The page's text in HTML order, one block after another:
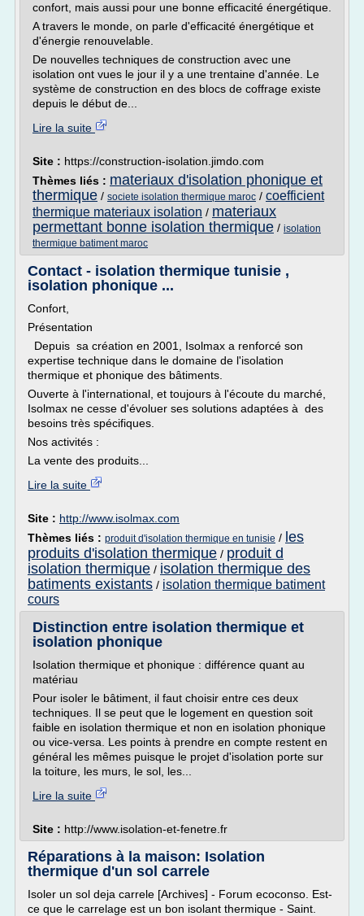
confort, mais aussi pour une bonne efficacité énergétique.
A travers le monde, on parle d'efficacité énergétique et
d'énergie renouvelable.
De nouvelles techniques de construction avec une
isolation ont vues le jour il y a une trentaine d'année. Le
système de construction en des blocs de coffrage existe
depuis le début de...
Lire la suite
Site : https://construction-isolation.jimdo.com
Thèmes liés : materiaux d'isolation phonique et
thermique / societe isolation thermique maroc / coefficient
thermique materiaux isolation / materiaux
permettant bonne isolation thermique / isolation
thermique batiment maroc
Contact - isolation thermique tunisie ,
isolation phonique ...
Confort,
Présentation
Depuis sa création en 2001, Isolmax a renforcé son
expertise technique dans le domaine de l'isolation
thermique et phonique des bâtiments.
Ouverte à l'international, et toujours à l'écoute du marché,
Isolmax ne cesse d'évoluer ses solutions adaptées à des
besoins très spécifiques.
Nos activités :
La vente des produits...
Lire la suite
Site : http://www.isolmax.com
Thèmes liés : produit d'isolation thermique en tunisie / les
produits d'isolation thermique / produit d
isolation thermique / isolation thermique des
batiments existants / isolation thermique batiment
cours
Distinction entre isolation thermique et
isolation phonique
Isolation thermique et phonique : différence quant au
matériau
Pour isoler le bâtiment, il faut choisir entre ces deux
techniques. Il se peut que le logement en question soit
faible en isolation thermique et non en isolation phonique
ou vice-versa. Les points à prendre en compte restent en
général les mêmes puisque le projet d'isolation porte sur
la toiture, les murs, le sol, les...
Lire la suite
Site : http://www.isolation-et-fenetre.fr
Réparations à la maison: Isolation
thermique d'un sol carrele
Isoler un sol deja carrele [Archives] - Forum ecoconso. Est-
ce que le carrelage est un bon isolant thermique - Saint.